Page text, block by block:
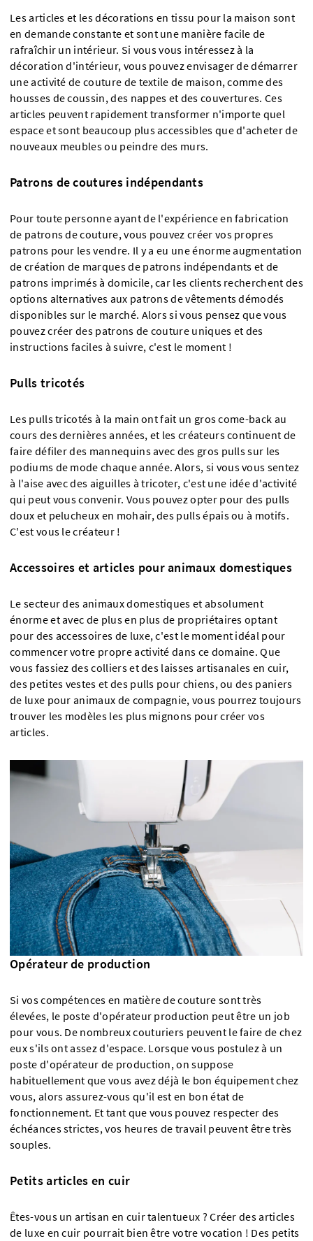
Les articles et les décorations en tissu pour la maison sont
en demande constante et sont une manière facile de
rafraîchir un intérieur. Si vous vous intéressez à la
décoration d'intérieur, vous pouvez envisager de démarrer
une activité de couture de textile de maison, comme des
housses de coussin, des nappes et des couvertures. Ces
articles peuvent rapidement transformer n'importe quel
espace et sont beaucoup plus accessibles que d'acheter de
nouveaux meubles ou peindre des murs.
Patrons de coutures indépendants
Pour toute personne ayant de l'expérience en fabrication
de patrons de couture, vous pouvez créer vos propres
patrons pour les vendre. Il y a eu une énorme augmentation
de création de marques de patrons indépendants et de
patrons imprimés à domicile, car les clients recherchent des
options alternatives aux patrons de vêtements démodés
disponibles sur le marché. Alors si vous pensez que vous
pouvez créer des patrons de couture uniques et des
instructions faciles à suivre, c'est le moment !
Pulls tricotés
Les pulls tricotés à la main ont fait un gros come-back au
cours des dernières années, et les créateurs continuent de
faire défiler des mannequins avec des gros pulls sur les
podiums de mode chaque année. Alors, si vous vous sentez
à l'aise avec des aiguilles à tricoter, c'est une idée d'activité
qui peut vous convenir. Vous pouvez opter pour des pulls
doux et pelucheux en mohair, des pulls épais ou à motifs.
C'est vous le créateur !
Accessoires et articles pour animaux domestiques
Le secteur des animaux domestiques et absolument
énorme et avec de plus en plus de propriétaires optant
pour des accessoires de luxe, c'est le moment idéal pour
commencer votre propre activité dans ce domaine. Que
vous fassiez des colliers et des laisses artisanales en cuir,
des petites vestes et des pulls pour chiens, ou des paniers
de luxe pour animaux de compagnie, vous pourrez toujours
trouver les modèles les plus mignons pour créer vos
articles.
Opérateur de production
Si vos compétences en matière de couture sont très
élevées, le poste d'opérateur production peut être un job
pour vous. De nombreux couturiers peuvent le faire de chez
eux s'ils ont assez d'espace. Lorsque vous postulez à un
poste d'opérateur de production, on suppose
habituellement que vous avez déjà le bon équipement chez
vous, alors assurez-vous qu'il est en bon état de
fonctionnement. Et tant que vous pouvez respecter des
échéances strictes, vos heures de travail peuvent être très
souples.
Petits articles en cuir
Êtes-vous un artisan en cuir talentueux ? Créer des articles
de luxe en cuir pourrait bien être votre vocation ! Des petits